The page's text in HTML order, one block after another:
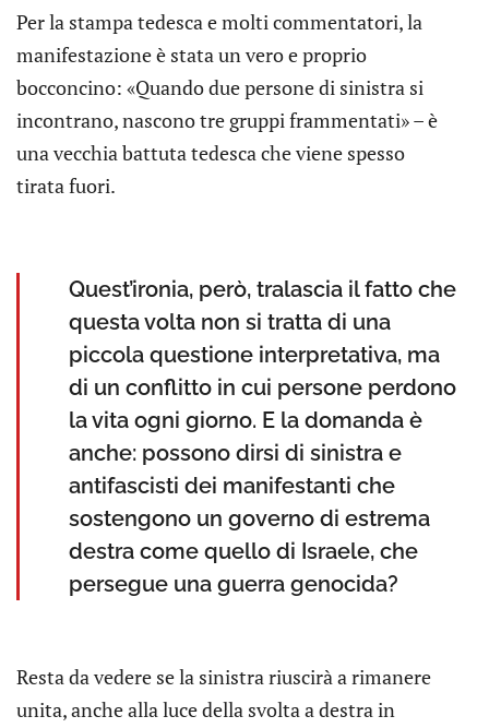
Per la stampa tedesca e molti commentatori, la
manifestazione è stata un vero e proprio
bocconcino: «Quando due persone di sinistra si
incontrano, nascono tre gruppi frammentati» – è
una vecchia battuta tedesca che viene spesso
tirata fuori.
Quest’ironia, però, tralascia il fatto che
questa volta non si tratta di una
piccola questione interpretativa, ma
di un conflitto in cui persone perdono
la vita ogni giorno. E la domanda è
anche: possono dirsi di sinistra e
antifascisti dei manifestanti che
sostengono un governo di estrema
destra come quello di Israele, che
persegue una guerra genocida?
Resta da vedere se la sinistra riuscirà a rimanere
unita, anche alla luce della svolta a destra in